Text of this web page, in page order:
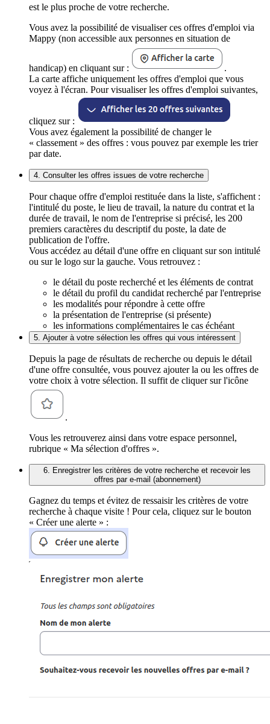
est le plus proche de votre recherche.
Vous avez la possibilité de visualiser ces offres d'emploi via
Mappy (non accessible aux personnes en situation de
handicap) en cliquant sur :
.
La carte affiche uniquement les offres d'emploi que vous
voyez à l'écran. Pour visualiser les offres d'emploi suivantes,
cliquez sur :
Vous avez également la possibilité de changer le
« classement » des offres : vous pouvez par exemple les trier
par date.
4. Consulter les offres issues de votre recherche
Pour chaque offre d'emploi restituée dans la liste, s'affichent :
l'intitulé du poste, le lieu de travail, la nature du contrat et la
durée de travail, le nom de l'entreprise si précisé, les 200
premiers caractères du descriptif du poste, la date de
publication de l'offre.
Vous accédez au détail d'une offre en cliquant sur son intitulé
ou sur le logo sur la gauche. Vous retrouvez :
le détail du poste recherché et les éléments de contrat
le détail du profil du candidat recherché par l'entreprise
les modalités pour répondre à cette offre
la présentation de l'entreprise (si présente)
les informations complémentaires le cas échéant
5. Ajouter à votre sélection les offres qui vous intéressent
Depuis la page de résultats de recherche ou depuis le détail
d'une offre consultée, vous pouvez ajouter la ou les offres de
votre choix à votre sélection. Il suffit de cliquer sur l'icône
.
Vous les retrouverez ainsi dans votre espace personnel,
rubrique « Ma sélection d'offres ».
6. Enregistrer les critères de votre recherche et recevoir les
offres par e-mail (abonnement)
Gagnez du temps et évitez de ressaisir les critères de votre
recherche à chaque visite ! Pour cela, cliquez sur le bouton
« Créer une alerte » :